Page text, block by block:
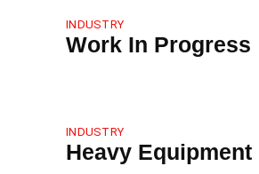
INDUSTRY
Work In Progress
INDUSTRY
Heavy Equipment